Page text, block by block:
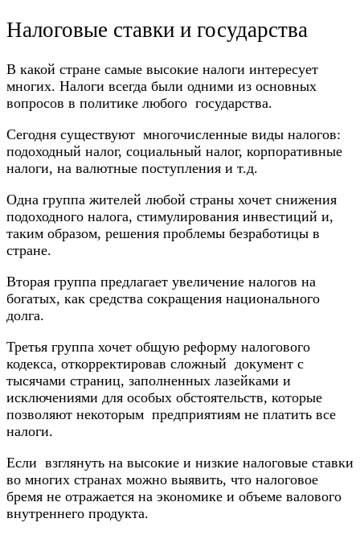
Налоговые ставки и государства
В какой стране самые высокие налоги интересует
многих. Налоги всегда были одними из основных
вопросов в политике любого государства.
Сегодня существуют многочисленные виды налогов:
подоходный налог, социальный налог, корпоративные
налоги, на валютные поступления и т.д.
Одна группа жителей любой страны хочет снижения
подоходного налога, стимулирования инвестиций и,
таким образом, решения проблемы безработицы в
стране.
Вторая группа предлагает увеличение налогов на
богатых, как средства сокращения национального
долга.
Третья группа хочет общую реформу налогового
кодекса, откорректировав сложный документ с
тысячами страниц, заполненных лазейками и
исключениями для особых обстоятельств, которые
позволяют некоторым предприятиям не платить все
налоги.
Если взглянуть на высокие и низкие налоговые ставки
во многих странах можно выявить, что налоговое
бремя не отражается на экономике и объеме валового
внутреннего продукта.